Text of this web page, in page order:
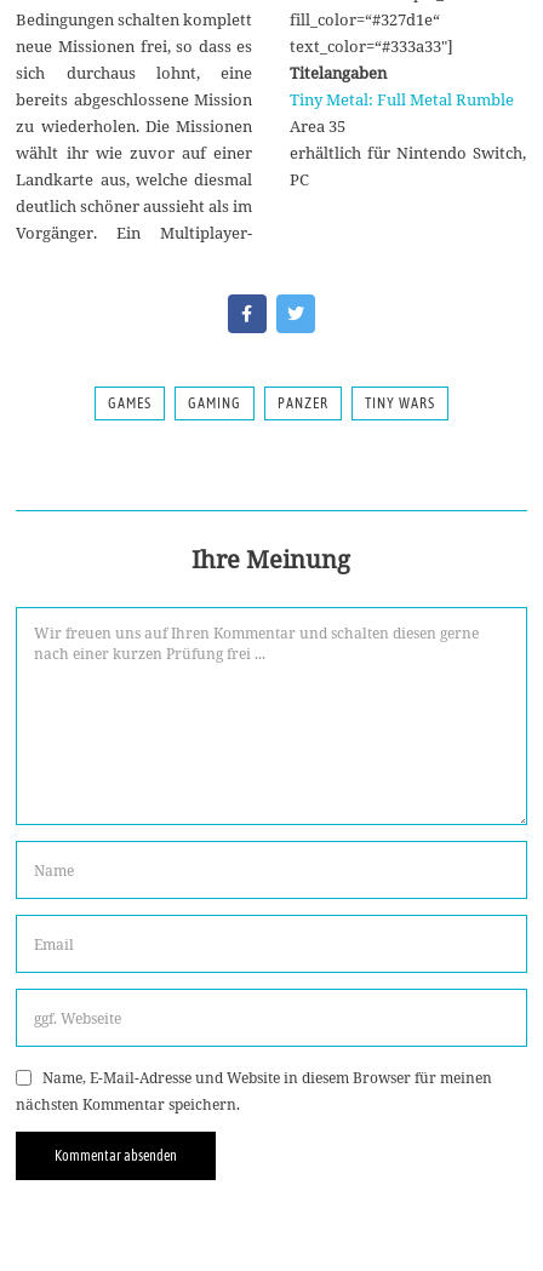
Bedingungen schalten komplett
neue Missionen frei, so dass es
sich durchaus lohnt, eine
bereits abgeschlossene Mission
zu wiederholen. Die Missionen
wählt ihr wie zuvor auf einer
Landkarte aus, welche diesmal
deutlich schöner aussieht als im
Vorgänger. Ein Multiplayer-
fill_color=“#327d1e“
text_color=“#333a33″]
Titelangaben
Tiny Metal: Full Metal Rumble
Area 35
erhältlich für Nintendo Switch,
PC
GAMES GAMING PANZER TINY WARS
Ihre Meinung
Name, E-Mail-Adresse und Website in diesem Browser für meinen
nächsten Kommentar speichern.